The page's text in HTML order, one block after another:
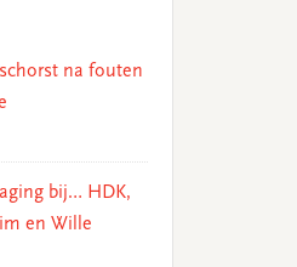
na fouten
bij… HDK,
en Wille